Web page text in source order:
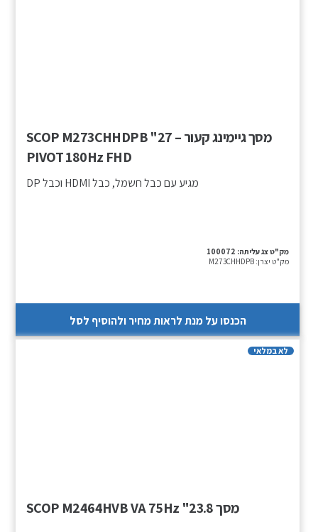
מסך גיימינג קעור – SCOP M273CHHDPB "27
PIVOT 180Hz FHD
מגיע עם כבל חשמל, כבל HDMI וכבל DP
מק"ט צג עליתה: 100072
מק"ט יצרן: M273CHHDPB
הכנסו על מנת לראות מחיר ולהוסיף לסל
לא במלאי
מסך SCOP M2464HVB VA 75Hz "23.8